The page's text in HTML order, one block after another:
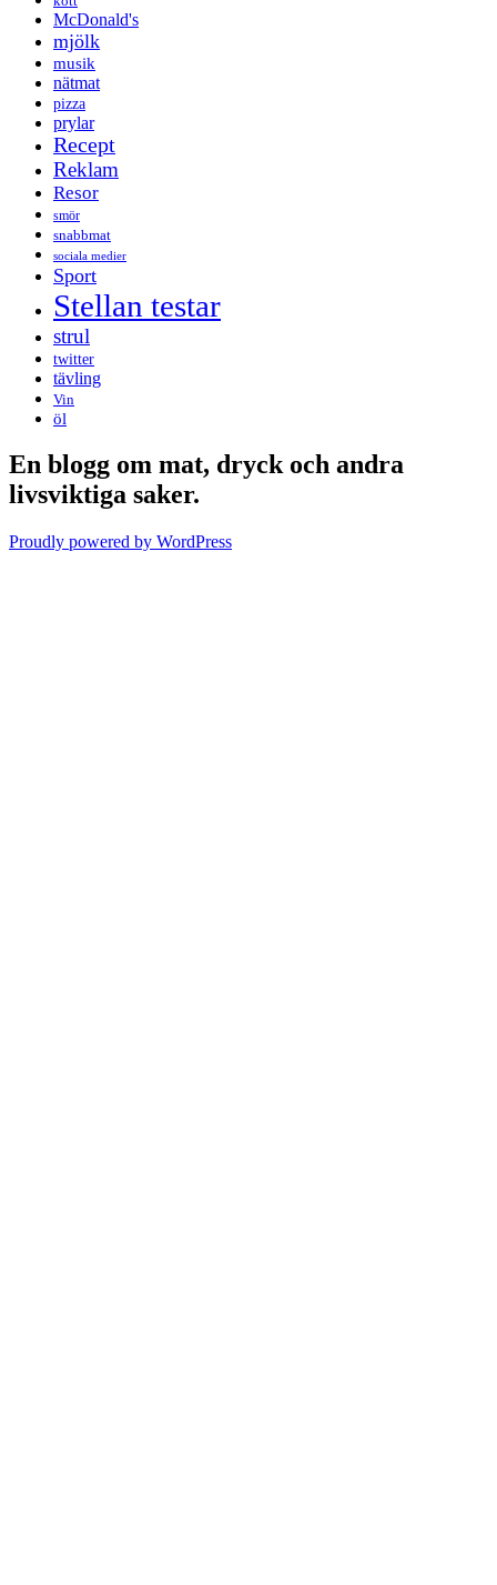
McDonald's
mjölk
musik
nätmat
pizza
prylar
Recept
Reklam
Resor
smör
snabbmat
sociala medier
Sport
Stellan testar
strul
twitter
tävling
Vin
öl
En blogg om mat, dryck och andra
livsviktiga saker.
Proudly powered by WordPress